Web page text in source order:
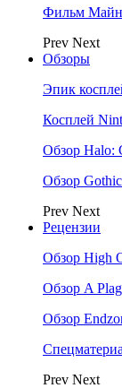
Фильм
Prev Next
Обзоры
Эпик
Косплей
Обзор Halo:
Обзор
Prev Next
Рецензии
Обзор High
Обзор A
Обзор
Prev Next